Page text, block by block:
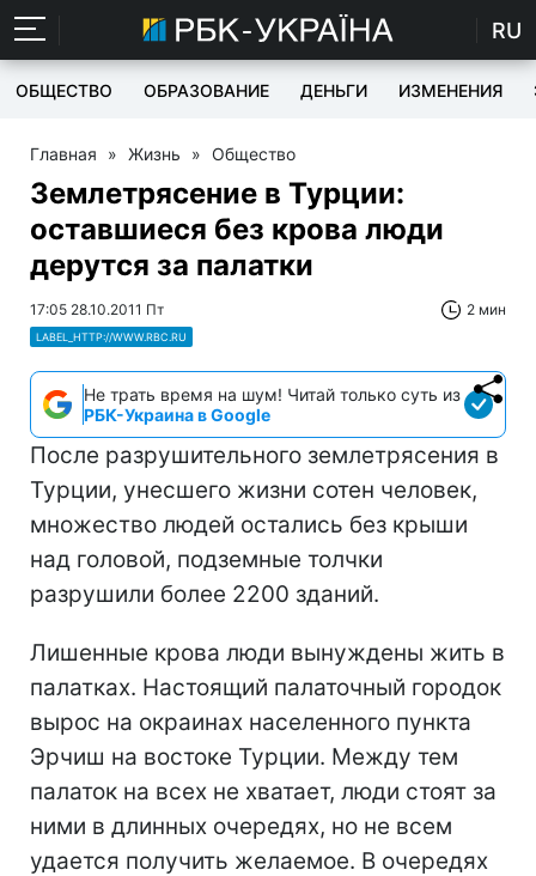
RU
ОБЩЕСТВО ОБРАЗОВАНИЕ ДЕНЬГИ ИЗМЕНЕНИЯ
Главная » Жизнь » Общество
Землетрясение в Турции:
оставшиеся без крова люди
дерутся за палатки
17:05 28.10.2011 Пт 2 мин
LABEL_HTTP://WWW.RBC.RU
Не трать время на шум! Читай только суть из
РБК-Украина в Google
После разрушительного землетрясения в
Турции, унесшего жизни сотен человек,
множество людей остались без крыши
над головой, подземные толчки
разрушили более 2200 зданий.
Лишенные крова люди вынуждены жить в
палатках. Настоящий палаточный городок
вырос на окраинах населенного пункта
Эрчиш на востоке Турции. Между тем
палаток на всех не хватает, люди стоят за
ними в длинных очередях, но не всем
удается получить желаемое. В очередях